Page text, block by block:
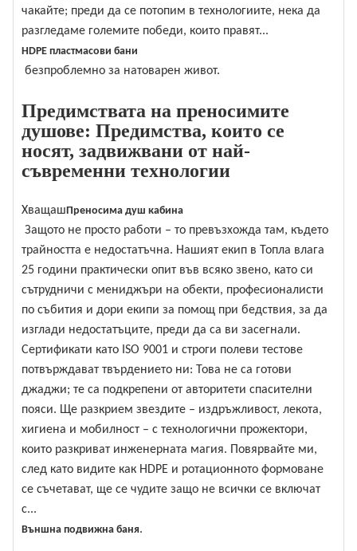
чакайте; преди да се потопим в технологиите, нека да
разгледаме големите победи, които правят...
HDPE пластмасови бани
безпроблемно за натоварен живот.
Предимствата на преносимите
душове: Предимства, които се
носят, задвижвани от най-
съвременни технологии
ХващашПреносима душ кабина
Защото не просто работи – то превъзхожда там, където
трайността е недостатъчна. Нашият екип в Топла влага
25 години практически опит във всяко звено, като си
сътрудничи с мениджъри на обекти, професионалисти
по събития и дори екипи за помощ при бедствия, за да
изглади недостатъците, преди да са ви засегнали.
Сертификати като ISO 9001 и строги полеви тестове
потвърждават твърдението ни: Това не са готови
джаджи; те са подкрепени от авторитети спасителни
пояси. Ще разкрием звездите – издръжливост, лекота,
хигиена и мобилност – с технологични прожектори,
които разкриват инженерната магия. Повярвайте ми,
след като видите как HDPE и ротационното формоване
се съчетават, ще се чудите защо не всички се включат
с...
Външна подвижна баня.